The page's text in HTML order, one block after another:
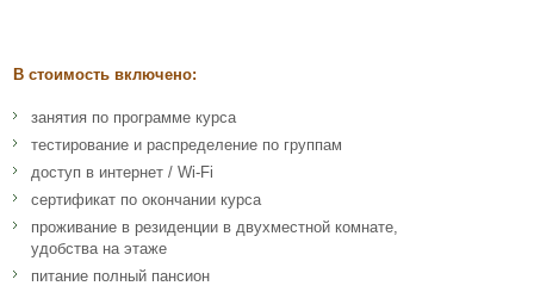
В стоимость включено:
занятия по программе курса
тестирование и распределение по группам
доступ в интернет / Wi-Fi
сертификат по окончании курса
проживание в резиденции в двухместной комнате,
удобства на этаже
питание полный пансион